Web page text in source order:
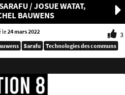
/ JOSUE WATAT,
BAUWENS
le24 mars 2022 3
Sarafu Technologies des communs